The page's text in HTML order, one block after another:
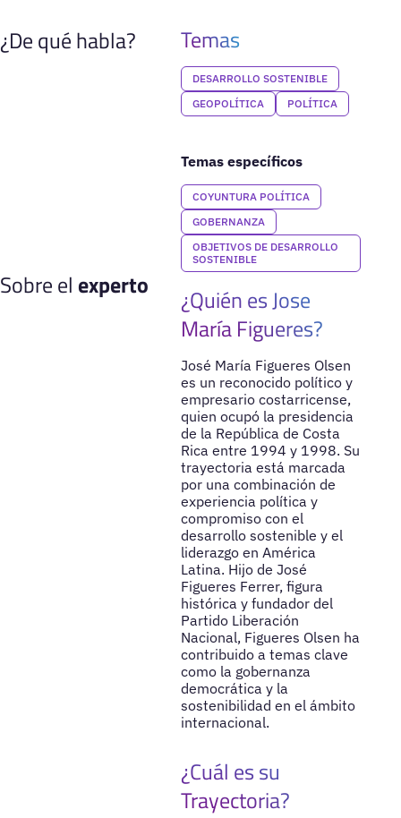
¿De qué habla? Temas
DESARROLLO SOSTENIBLE
GEOPOLÍTICA
POLÍTICA
Temas específicos
COYUNTURA POLÍTICA
GOBERNANZA
OBJETIVOS DE DESARROLLO
SOSTENIBLE
Sobre el experto
¿Quién es Jose
María Figueres?
José María Figueres Olsen
es un reconocido político y
empresario costarricense,
quien ocupó la presidencia
de la República de Costa
Rica entre 1994 y 1998. Su
trayectoria está marcada
por una combinación de
experiencia política y
compromiso con el
desarrollo sostenible y el
liderazgo en América
Latina. Hijo de José
Figueres Ferrer, figura
histórica y fundador del
Partido Liberación
Nacional, Figueres Olsen ha
contribuido a temas clave
como la gobernanza
democrática y la
sostenibilidad en el ámbito
internacional.
¿Cuál es su
Trayectoria?